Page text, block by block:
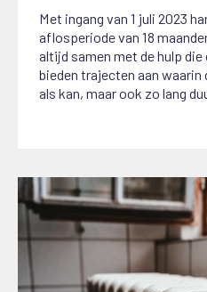
1 juli 2023
Met ingang van 1 juli 2023
aflosperiode van 18
altijd samen met de hulp die
bieden trajecten aan waarin
als kan, maar ook zo lang